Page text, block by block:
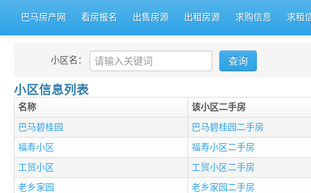
巴马房产网 看房报名 出售房源 出租房源 求购信息 求租
小区名：
小区信息列表
名称
该小区二手房
巴马碧桂园
巴马碧桂园二手房
福寿小区
福寿小区二手房
工贸小区
工贸小区二手房
老乡家园
老乡家园二手房